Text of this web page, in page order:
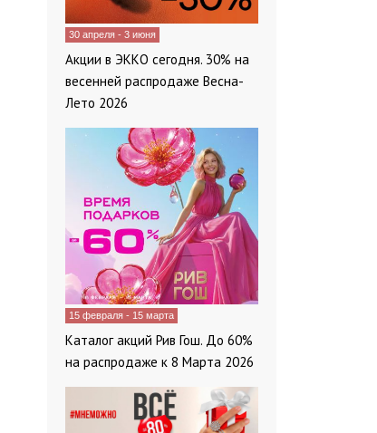
30 апреля - 3 июня
Акции в ЭККО сегодня. 30% на
весенней распродаже Весна-
Лето 2026
15 февраля - 15 марта
Каталог акций Рив Гош. До 60%
на распродаже к 8 Марта 2026